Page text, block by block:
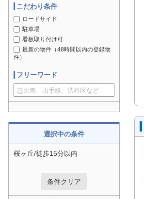
こだわり条件
ロードサイド
駐車場
看板取り付け可
最新の物件（48時間以内の登録物
件）
フリーワード
選択中の条件
桜ヶ丘/徒歩15分以内
条件クリア